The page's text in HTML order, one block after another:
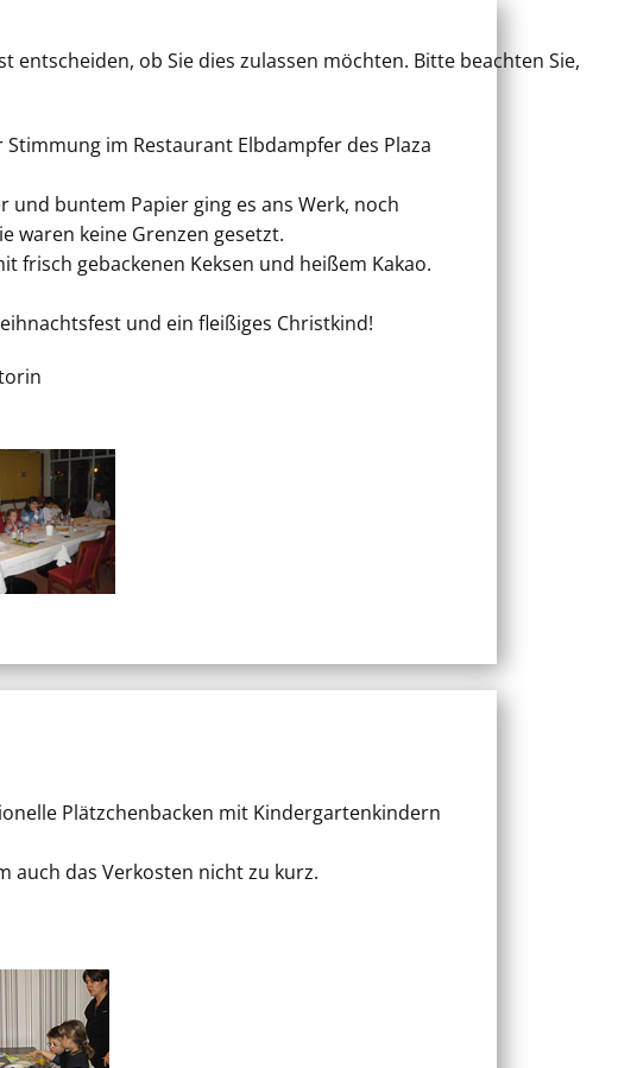
im Restaurant Elbdampfer des Plaza
und buntem Papier ging es ans Werk, noch
waren keine Grenzen gesetzt.
frisch gebackenen Keksen und heißem Kakao.
und ein fleißiges Christkind!
Plätzchenbacken mit Kindergartenkindern
auch das Verkosten nicht zu kurz.
entscheiden, ob Sie dies zulassen möchten. Bitte beachten Sie,